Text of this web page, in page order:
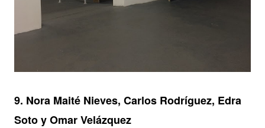
9. Nora Maité Nieves, Carlos Rodríguez, Edra
Soto y Omar Velázquez